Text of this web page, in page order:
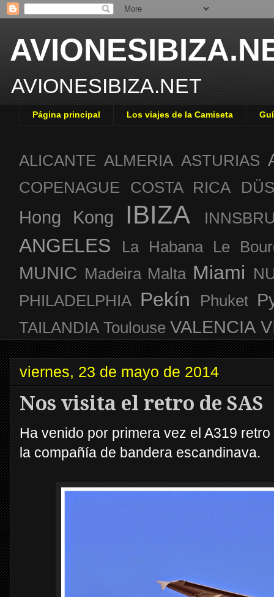
AVIONESIBIZA.NET
Página principal Los viajes de la Camiseta
ALICANTE ALMERIA ASTURIAS
COPENAGUE COSTA RICA
Hong Kong IBIZA
ANGELES La Habana Le
MUNIC Madeira Malta Miami
PHILADELPHIA Pekín Phuket
TAILANDIA Toulouse VALENCIA
viernes, 23 de mayo de 2014
Nos visita el retro de SAS
Ha venido por primera vez el A319
la compañía de bandera escandinava.